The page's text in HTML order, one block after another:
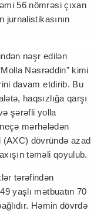
56 nömrəsi çıxan
jurnalistikasının
nəşr edilən
Nəsrəddin” kimi
davam etdirib. Bu
haqsızlığa qarşı
şərəfli yolla
mərhələdən
dövründə azad
təməli qoyulub.
tərəfindən
yaşlı mətbuatın 70
Həmin dövrdə